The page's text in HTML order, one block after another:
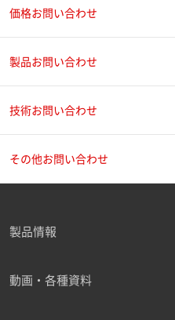
価格お問い合わせ
製品お問い合わせ
技術お問い合わせ
その他お問い合わせ
製品情報
動画・各種資料